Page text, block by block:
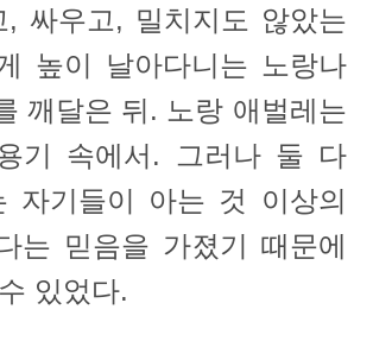
, 싸우고, 밀치지도 않았는
높이 날아다니는 노랑나
깨달은 뒤. 노랑 애벌레는
기 속에서. 그러나 둘 다
자기들이 아는 것 이상의
는 믿음을 가졌기 때문에
있었다.